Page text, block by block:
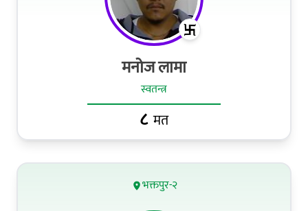
मनोज लामा
स्वतन्त्र
८ मत
भक्तपुर-२